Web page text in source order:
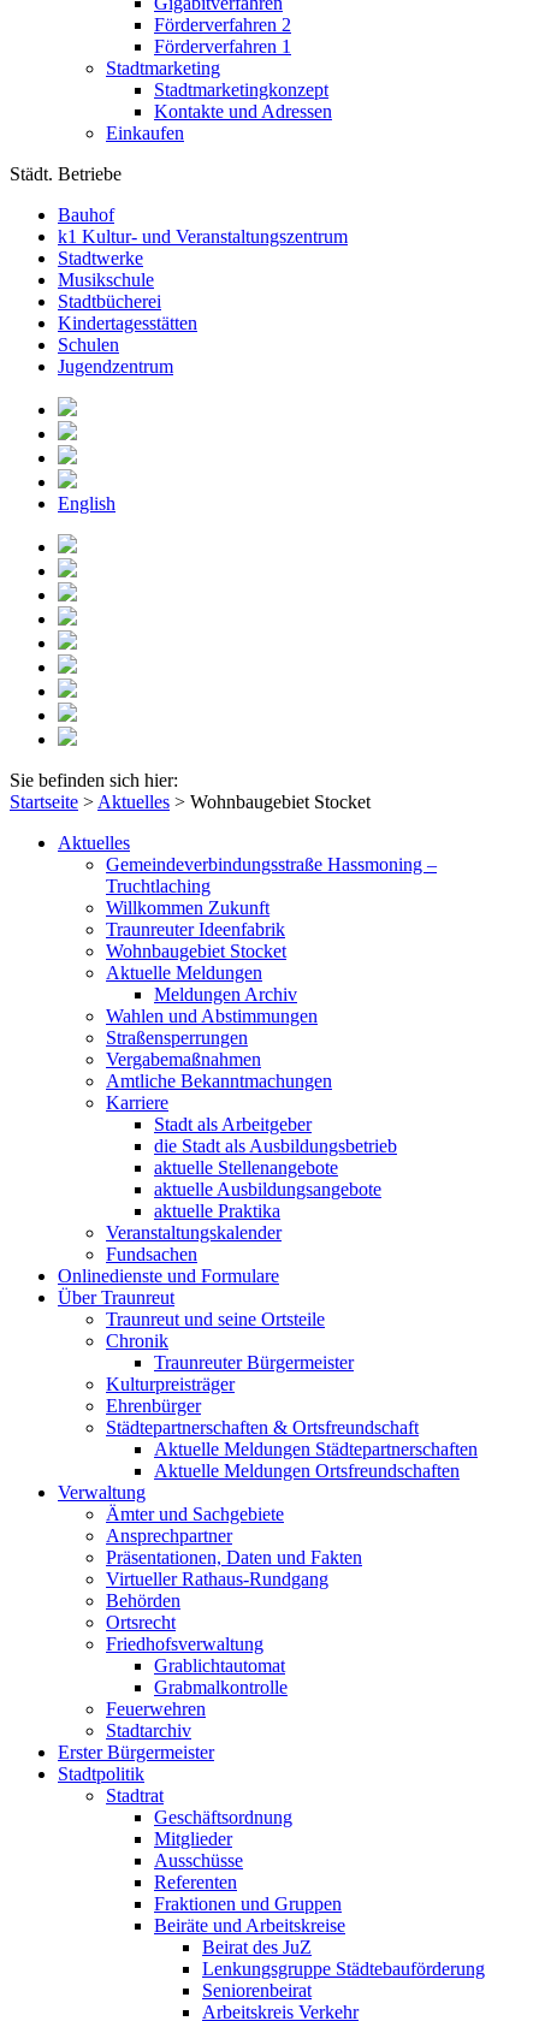
Förderverfahren 2
Förderverfahren 1
Stadtmarketing
Stadtmarketingkonzept
Kontakte und Adressen
Einkaufen
Städt. Betriebe
Bauhof
k1 Kultur- und Veranstaltungszentrum
Stadtwerke
Musikschule
Stadtbücherei
Kindertagesstätten
Schulen
Jugendzentrum
English
Sie befinden sich hier:
Startseite > Aktuelles > Wohnbaugebiet Stocket
Aktuelles
Gemeindeverbindungsstraße Hassmoning –
Truchtlaching
Willkommen Zukunft
Traunreuter Ideenfabrik
Wohnbaugebiet Stocket
Aktuelle Meldungen
Meldungen Archiv
Wahlen und Abstimmungen
Straßensperrungen
Vergabemaßnahmen
Amtliche Bekanntmachungen
Karriere
Stadt als Arbeitgeber
die Stadt als Ausbildungsbetrieb
aktuelle Stellenangebote
aktuelle Ausbildungsangebote
aktuelle Praktika
Veranstaltungskalender
Fundsachen
Onlinedienste und Formulare
Über Traunreut
Traunreut und seine Ortsteile
Chronik
Traunreuter Bürgermeister
Kulturpreisträger
Ehrenbürger
Städtepartnerschaften & Ortsfreundschaft
Aktuelle Meldungen Städtepartnerschaften
Aktuelle Meldungen Ortsfreundschaften
Verwaltung
Ämter und Sachgebiete
Ansprechpartner
Präsentationen, Daten und Fakten
Virtueller Rathaus-Rundgang
Behörden
Ortsrecht
Friedhofsverwaltung
Grablichtautomat
Grabmalkontrolle
Feuerwehren
Stadtarchiv
Erster Bürgermeister
Stadtpolitik
Stadtrat
Geschäftsordnung
Mitglieder
Ausschüsse
Referenten
Fraktionen und Gruppen
Beiräte und Arbeitskreise
Beirat des JuZ
Lenkungsgruppe Städtebauförderung
Seniorenbeirat
Arbeitskreis Verkehr